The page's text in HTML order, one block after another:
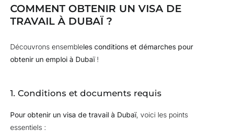
COMMENT OBTENIR UN VISA DE
TRAVAIL À DUBAÏ ?
Découvrons ensembleles conditions et démarches pour
obtenir un emploi à Dubaï!
1. Conditions et documents requis
Pour obtenir un visa de travail à Dubaï, voici les points
essentiels :